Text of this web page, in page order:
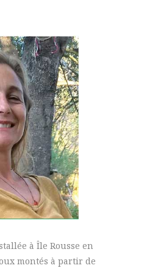
à Île Rousse en
montés à partir de